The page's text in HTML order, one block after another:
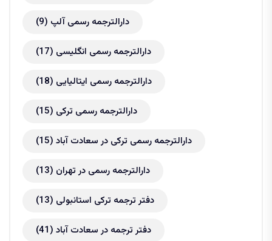
دارالترجمه رسمی آلپ (9)
دارالترجمه رسمی انگلیسی (17)
دارالترجمه رسمی ایتالیایی (18)
دارالترجمه رسمی ترکی (15)
دارالترجمه رسمی ترکی در سعادت آباد (15)
دارالترجمه رسمی در تهران (13)
دفتر ترجمه ترکی استانبولی (13)
دفتر ترجمه در سعادت آباد (41)